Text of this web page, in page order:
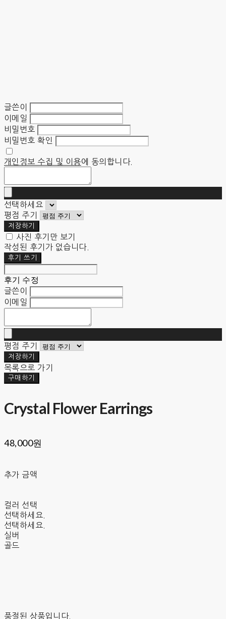
글쓴이
이메일
비밀번호
비밀번호 확인
개인정보 수집 및 이용에 동의합니다.
선택하세요
평점 주기
저장하기
사진 후기만 보기
작성된 후기가 없습니다.
후기 쓰기
후기 수정
글쓴이
이메일
평점 주기
저장하기
목록으로 가기
구매하기
Crystal Flower Earrings
48,000원
추가 금액
컬러 선택
선택하세요.
선택하세요.
실버
골드
품절된 상품입니다.